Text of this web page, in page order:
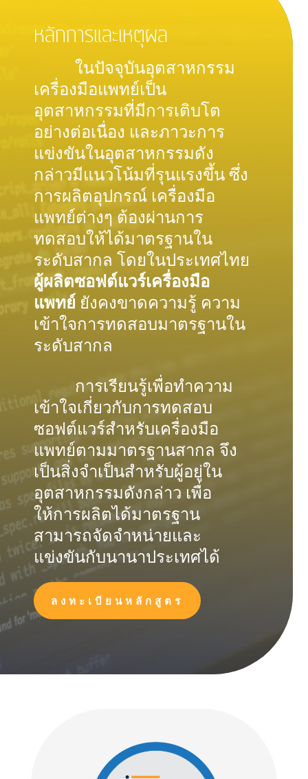
หลักการและเหตุผล
ในปัจจุบันอุตสาหกรรม
เครื่องมือแพทย์เป็น
อุตสาหกรรมที่มีการเติบโต
อย่างต่อเนื่อง และภาวะการ
แข่งขันในอุตสาหกรรมดัง
กล่าวมีแนวโน้มที่รุนแรงขึ้น ซึ่ง
การผลิตอุปกรณ์ เครื่องมือ
แพทย์ต่างๆ ต้องผ่านการ
ทดสอบให้ได้มาตรฐานใน
ระดับสากล โดยในประเทศไทย
ผู้ผลิตซอฟต์แวร์เครื่องมือ
แพทย์ ยังคงขาดความรู้ ความ
เข้าใจการทดสอบมาตรฐานใน
ระดับสากล ​
การเรียนรู้เพื่อทำความ
เข้าใจเกี่ยวกับการทดสอบ
ซอฟต์แวร์สำหรับเครื่องมือ
แพทย์ตามมาตรฐานสากล จึง
เป็นสิ่งจำเป็นสำหรับผู้อยู่ใน
อุตสาหกรรมดังกล่าว เพื่อ
ให้การผลิตได้มาตรฐาน
สามารถจัดจำหน่ายและ
แข่งขันกับนานาประเทศได้
ลงทะเบียนหลักสูตร